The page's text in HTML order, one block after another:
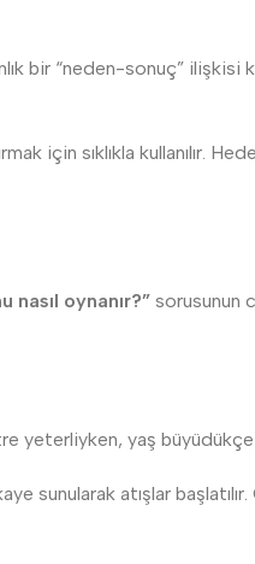
bir “neden-sonuç” ilişkisi
için sıklıkla kullanılır.
nasıl oynanır?” sorusunun
yaş büyüdükçe
sunularak atışlar